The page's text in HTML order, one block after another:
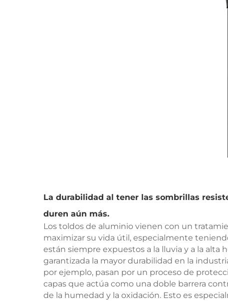
La durabilidad al tener las sombrillas
duren aún más.
Los toldos de aluminio vienen con un
maximizar su vida útil, especialmente
están siempre expuestos a la lluvia y a la alta
garantizada la mayor durabilidad en la
por ejemplo, pasan por un proceso de
capas que actúa como una doble barrera
de la humedad y la oxidación. Esto es